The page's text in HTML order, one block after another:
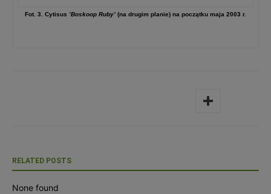
Fot. 3. Cytisus ’Boskoop Ruby’ (na drugim planie) na początku maja 2003 r.
RELATED POSTS
None found